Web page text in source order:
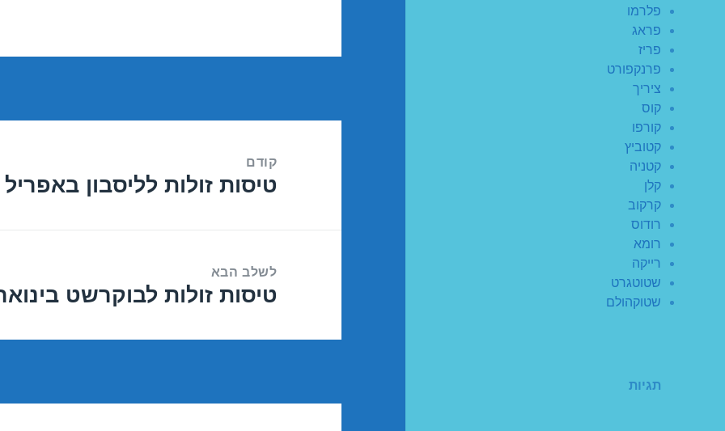
פלרמו
פראג
פריז
פרנקפורט
ציריך
קוס
קורפו
קטוביץ
קטניה
קלן
קרקוב
רודוס
רומא
רייקה
שטוטגרט
שטוקהולם
תגיות
קודם
הפוסט
טיסות זולות לליסבון באפריל 24/04/
לשלב הבא
הפוסט
טיסות זולות לבוקרשט בינואר 23/01/